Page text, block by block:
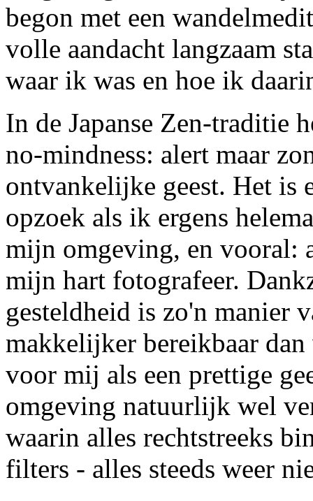
begon met een
volle aandacht langzaam
waar ik was en hoe ik
In de Japanse Zen-traditie
no-mindness: alert maar
ontvankelijke geest. Het is
opzoek als ik ergens
mijn omgeving, en vooral:
mijn hart fotografeer.
gesteldheid is zo'n manier
makkelijker bereikbaar
voor mij als een prettige
omgeving natuurlijk wel
waarin alles rechtstreeks
filters - alles steeds weer